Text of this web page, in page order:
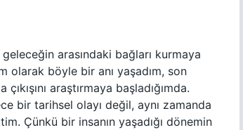
arasındaki bağları kurmaya
olarak böyle bir anı yaşadım, son
araştırmaya başladığımda.
bir tarihsel olayı değil, aynı zamanda
Çünkü bir insanın yaşadığı dönemin